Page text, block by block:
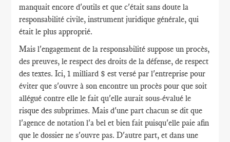
manquait encore d'outils et que c'était sans doute la
responsabilité civile, instrument juridique générale, qui
était le plus approprié.
Mais l'engagement de la responsabilité suppose un procès,
des preuves, le respect des droits de la défense, de respect
des textes. Ici, 1 milliard $ est versé par l'entreprise pour
éviter que s'ouvre à son encontre un procès pour que soit
allégué contre elle le fait qu'elle aurait sous-évalué le
risque des subprimes. Mais d'une part chacun se dit que
l'agence de notation l'a bel et bien fait puisqu'elle paie afin
que le dossier ne s'ouvre pas. D'autre part, et dans une